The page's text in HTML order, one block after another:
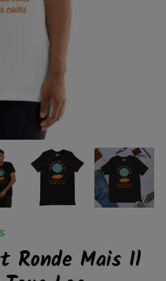
Ronde Mais Il